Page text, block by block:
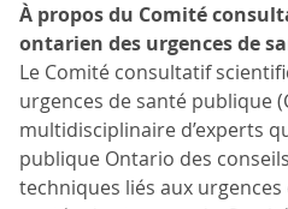
À propos du Comité
ontarien des urgences de
Le Comité consultatif
urgences de santé publique
multidisciplinaire d’experts
publique Ontario des
techniques liés aux